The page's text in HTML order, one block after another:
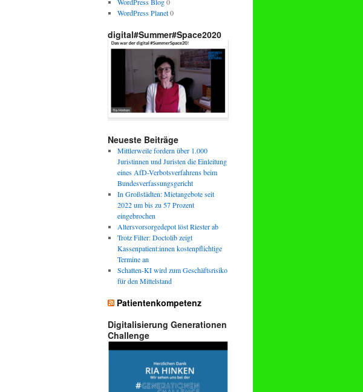
WordPress Planet0
digital#Summer#Space2020
Neueste Beiträge
Mittlerweile fordern über 1.000
Juristinnen und Juristen die Einleitung
eines AfD-Verbotsverfahrens beim
Bundesverfassungsgericht
In Großstädten: Mietangebote seit
2022 um bis zu 57 Prozent
eingebrochen
Altersvorsorgedepot löst Riester ab
Trotz Filter: Doctolib zeigt
Kassenpatient:innen kostenpflichtige
Termine an
Schatten-KI wird zum Geschäftsrisiko
für den Mittelstand
Patientenkompetenz
Digitalisierung Generationen
Challenge